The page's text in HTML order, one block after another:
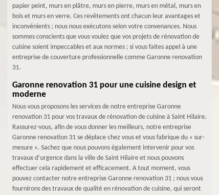
papier peint, murs en plâtre, murs en pierre, murs en métal, murs en
bois et murs en verre. Ces revêtements ont chacun leur avantages et
inconvénients ; nous nous exécutons selon votre convenances. Nous
sommes conscients que vous voulez que vos projets de rénovation de
cuisine soient impeccables et aux normes ; si vous faites appel à une
entreprise de couverture professionnelle comme Garonne renovation
31.
Garonne renovation 31 pour une cuisine design et
moderne
Nous vous proposons les services de notre entreprise Garonne
renovation 31 pour vos travaux de rénovation de cuisine à Saint Hilaire.
Rassurez-vous, afin de vous donner les meilleurs, notre entreprise
Garonne renovation 31 se déplace chez vous et vous fabrique du « sur-
mesure ». Sachez que nous pouvons également intervenir pour vos
travaux d’urgence dans la ville de Saint Hilaire et nous pouvons
effectuer cela rapidement et efficacement. A tout moment, vous
pouvez contacter notre entreprise Garonne renovation 31 ; nous vous
fournirons des travaux de qualité en rénovation de cuisine, qui seront